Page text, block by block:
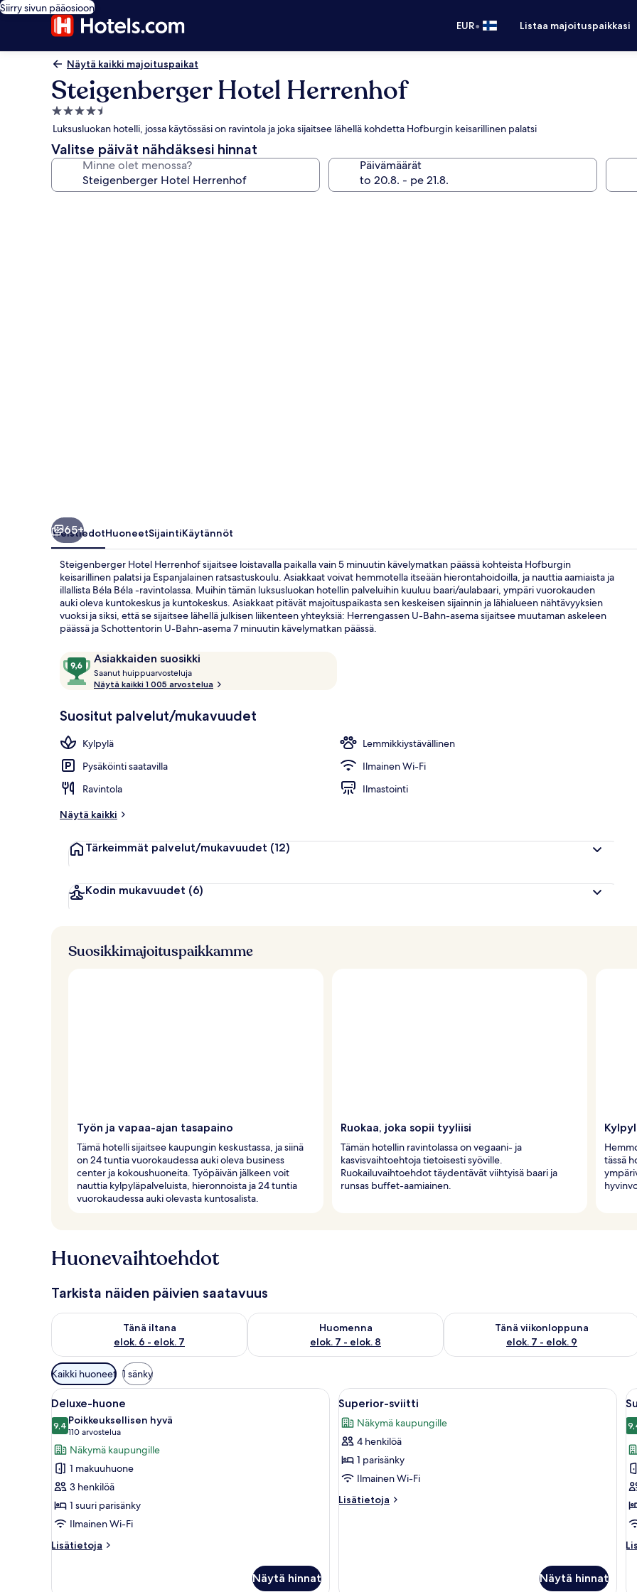
Siirry sivun pääosioon
EUR• Listaa majoituspaikkasi
Näytä kaikki majoituspaikat
Steigenberger Hotel Herrenhof
4.5
tähden
majoituspaikka
Luksusluokan hotelli, jossa käytössäsi on ravintola ja joka sijaitsee lähellä kohdetta Hofburgin keisarillinen palatsi
Valitse päivät nähdäksesi hinnat
Minne olet menossa? Päivämäärät
Baari
65+
YleistiedotHuoneetSijaintiKäytännöt
Steigenberger Hotel Herrenhof sijaitsee loistavalla paikalla vain 5 minuutin kävelymatkan päässä kohteista Hofburgin
keisarillinen palatsi ja Espanjalainen ratsastuskoulu. Asiakkaat voivat hemmotella itseään hierontahoidoilla, ja nauttia aamiaista ja
illallista Béla Béla -ravintolassa. Muihin tämän luksusluokan hotellin palveluihin kuuluu baari/aulabaari, ympäri vuorokauden
auki oleva kuntokeskus ja kuntokeskus. Asiakkaat pitävät majoituspaikasta sen keskeisen sijainnin ja lähialueen nähtävyyksien
vuoksi ja siksi, että se sijaitsee lähellä julkisen liikenteen yhteyksiä: Herrengassen U-Bahn-asema sijaitsee muutaman askeleen
päässä ja Schottentorin U-Bahn-asema 7 minuutin kävelymatkan päässä.
ArvostelutAsiakkaiden suosikki
9,6
kautta
10,
suosikki
Saanut huippuarvosteluja
a
n
u
a
r
s
j
Näytä kaikki 1 005 arvostelua
Suositut palvelut/mukavuudet
Kylpylä
Lemmikkiystävällinen
Pysäköinti saatavilla
Ilmainen Wi-Fi
Ravintola
Ilmastointi
Näytä kaikki
Tärkeimmät palvelut/mukavuudet (12)
Kodin mukavuudet (6)
Suosikkimajoituspaikkamme
Työn ja vapaa-ajan tasapaino
Tämä hotelli sijaitsee kaupungin keskustassa, ja siinä
on 24 tuntia vuorokaudessa auki oleva business
center ja kokoushuoneita. Työpäivän jälkeen voit
nauttia kylpyläpalveluista, hieronnoista ja 24 tuntia
vuorokaudessa auki olevasta kuntosalista.
Ruokaa, joka sopii tyyliisi
Tämän hotellin ravintolassa on vegaani- ja
kasvisvaihtoehtoja tietoisesti syöville.
Ruokailuvaihtoehdot täydentävät viihtyisä baari ja
runsas buffet-aamiainen.
tässä
Huonevaihtoehdot
Tarkista näiden päivien saatavuus
Tänä iltana
elok. 6 - elok. 7
Tarkista tämän illan saatavuus elok. 6 - elok. 7
Huomenna
elok. 7 - elok. 8
Tarkista huomisen saatavuus elok. 7 - elok. 8
Tänä viikonloppuna
elok. 7 - elok. 9
Tarkista tämän viikonlopun saatavuus
Huoneille
saatavilla
olevia
suodattimia
Kaikki huoneet 1 sänky
Avaa
kaikki
huonetyypin
Deluxe-
huone
kuvat
Moderni kylpyhuone, jossa on suuri peili, pesuallas ja suihku.
7
Deluxe-huone
9,49,4 kautta 10
Poikkeuksellisen hyvä
110 arvostelua
(110
arvostelua)
Näkymä kaupungille
1 makuuhuone
3 henkilöä
1 suuri parisänky
Ilmainen Wi-Fi
Lisätietoja
Lisätietoja
Näytä hinnat
Avaa
kaikki
huonetyypin
Superior-
sviitti
kuvat
Moderni hotellihuone, jossa on
3
Superior-sviitti
Näkymä kaupungille
4 henkilöä
1 parisänky
Ilmainen Wi-Fi
Lisätietoja
Lisätietoja
Näytä hinnat